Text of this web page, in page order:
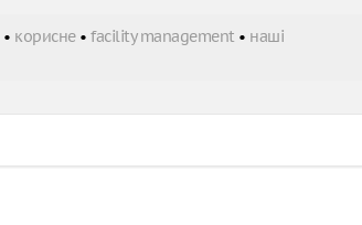
• корисне• facility management • наші